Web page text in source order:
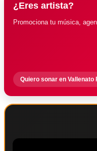
¿Eres artista?
Promociona tu música,
Quiero sonar en Vallenato